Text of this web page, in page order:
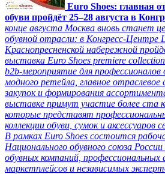
Euro Shoes: главная
обуви пройдёт 25–28 августа в
конце августа Москва вновь станет
обувной отрасли: в Конгресс-
Краснопресненской набережной
выставка Euro Shoes premiere
b2b-мероприятие для профессионалов
модного ретейла, главное отраслевое
закупок и формирования
выставке примут участие более ста
которые представят
коллекции обуви, сумок и аксессуаров
В рамках Euro Shoes состоится
Национального обувного союза
обувных компаний, профессиональных
маркетплейсов и независимых